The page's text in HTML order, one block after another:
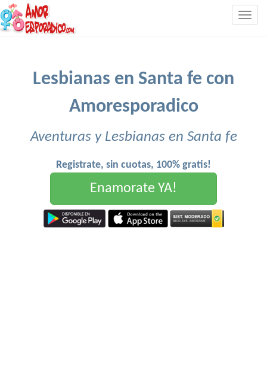
Lesbianas en Santa fe con
Amoresporadico
Aventuras y Lesbianas en Santa fe
Registrate, sin cuotas, 100% gratis!
Enamorate YA!